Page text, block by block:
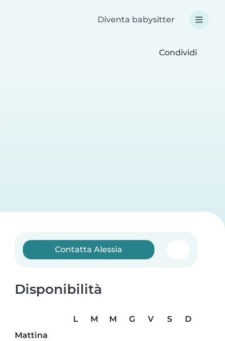
Diventa babysitter
Condividi
Contatta Alessia
Disponibilità
L M M G V S
D
Mattina